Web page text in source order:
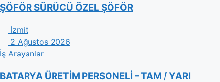
ŞÖFÖR SÜRÜCÜ ÖZEL ŞÖFÖR
İzmit
2 Ağustos 2026
İş Arayanlar
BATARYA ÜRETİM PERSONELİ – TAM / YARI